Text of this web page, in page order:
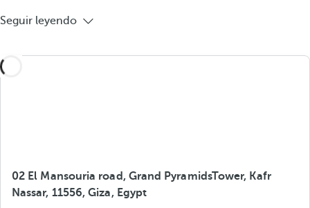
Seguir leyendo
02 El Mansouria road, Grand PyramidsTower, Kafr
Nassar, 11556, Giza, Egypt